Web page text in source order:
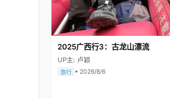
2025广西行3：古龙山漂流
UP主: 卢颖
旅行 • 2026/8/6